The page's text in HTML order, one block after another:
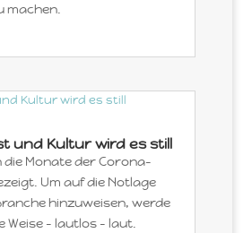
machen.
und Kultur wird es still
die Monate der Corona-
Um auf die Notlage
hinzuweisen, werde
Weise – lautlos – laut.